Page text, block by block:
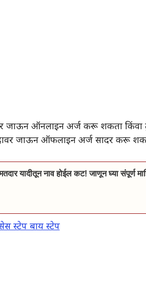
जाऊन ऑनलाइन अर्ज करू शकता किंवा
जाऊन ऑफलाइन अर्ज सादर करू
यादीतून नाव होईल कट! जाणून घ्या संपूर्ण
स्टेप बाय स्टेप